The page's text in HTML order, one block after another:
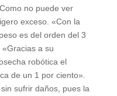
no puede ver
exceso. «Con la
es del orden del 3
a su
robótica el
de un 1 por ciento».
sufrir daños, pues la